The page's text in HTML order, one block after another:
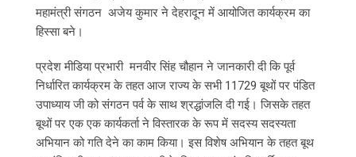
महामंत्री संगठन अजेय कुमार ने देहरादून में आयोजित कार्यक्रम का
हिस्सा बने।
प्रदेश मीडिया प्रभारी मनवीर सिंह चौहान ने जानकारी दी कि पूर्व
निर्धारित कार्यक्रम के तहत आज राज्य के सभी 11729 बूथों पर पंडित
उपाध्याय जी को संगठन पर्व के साथ श्रद्धांजलि दी गई। जिसके तहत
बूथों पर एक एक कार्यकर्ता ने विस्तारक के रूप में सदस्य सदस्यता
अभियान को गति देने का काम किया। इस विशेष अभियान के तहत बूथ